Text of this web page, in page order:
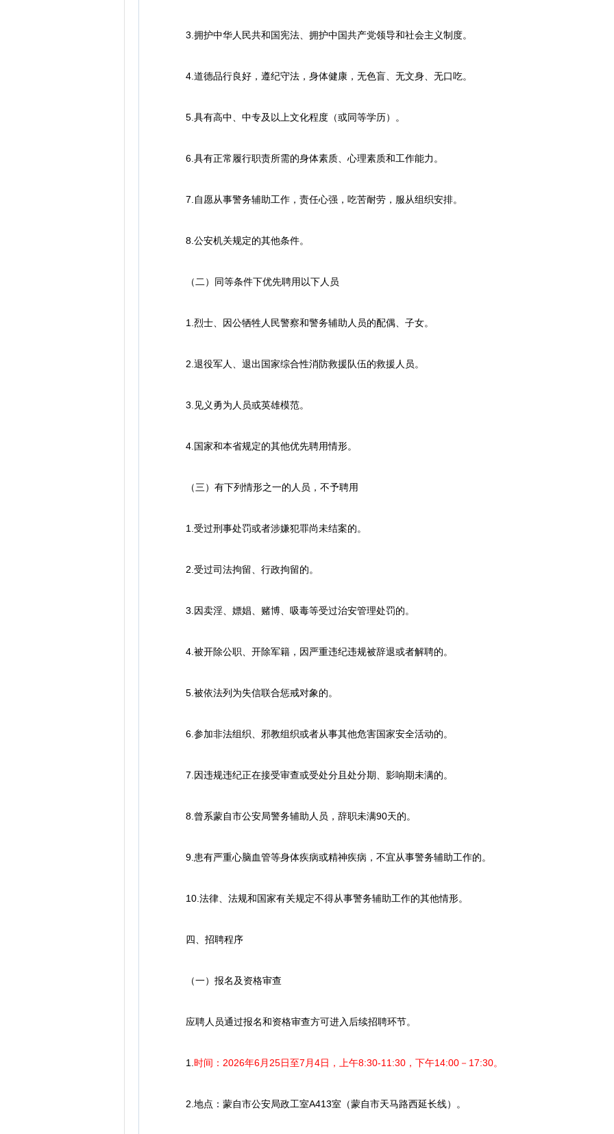
3.拥护中华人民共和国宪法、拥护中国共产党领导和社会主义制度。
4.道德品行良好，遵纪守法，身体健康，无色盲、无文身、无口吃。
5.具有高中、中专及以上文化程度（或同等学历）。
6.具有正常履行职责所需的身体素质、心理素质和工作能力。
7.自愿从事警务辅助工作，责任心强，吃苦耐劳，服从组织安排。
8.公安机关规定的其他条件。
（二）同等条件下优先聘用以下人员
1.烈士、因公牺牲人民警察和警务辅助人员的配偶、子女。
2.退役军人、退出国家综合性消防救援队伍的救援人员。
3.见义勇为人员或英雄模范。
4.国家和本省规定的其他优先聘用情形。
（三）有下列情形之一的人员，不予聘用
1.受过刑事处罚或者涉嫌犯罪尚未结案的。
2.受过司法拘留、行政拘留的。
3.因卖淫、嫖娼、赌博、吸毒等受过治安管理处罚的。
4.被开除公职、开除军籍，因严重违纪违规被辞退或者解聘的。
5.被依法列为失信联合惩戒对象的。
6.参加非法组织、邪教组织或者从事其他危害国家安全活动的。
7.因违规违纪正在接受审查或受处分且处分期、影响期未满的。
8.曾系蒙自市公安局警务辅助人员，辞职未满90天的。
9.患有严重心脑血管等身体疾病或精神疾病，不宜从事警务辅助工作的。
10.法律、法规和国家有关规定不得从事警务辅助工作的其他情形。
四、招聘程序
（一）报名及资格审查
应聘人员通过报名和资格审查方可进入后续招聘环节。
1. 时间：2026年6月25日至7月4日，上午8:30-11:30，下午14:00－17:30。
2.地点：蒙自市公安局政工室A413室（蒙自市天马路西延长线）。